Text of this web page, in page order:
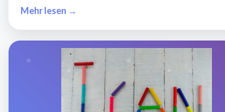
Mehr lesen →